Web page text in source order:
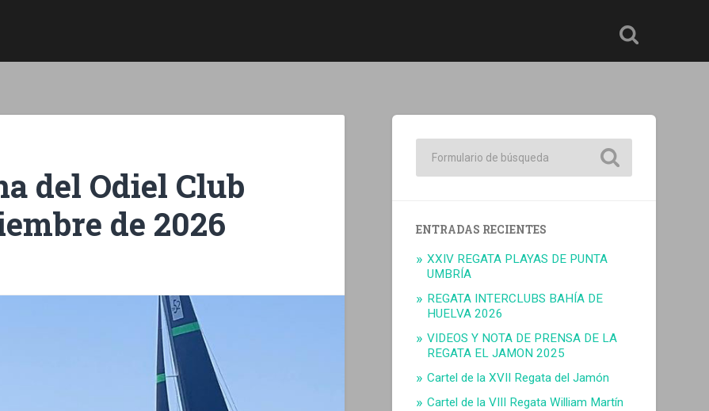
del Odiel Club
de 2026
ENTRADAS RECIENTES
XXIV REGATA PLAYAS DE PUNTA
UMBRÍA
REGATA INTERCLUBS BAHÍA DE
HUELVA 2026
VIDEOS Y NOTA DE PRENSA DE LA
REGATA EL JAMON 2025
Cartel de la XVII Regata del Jamón
Cartel de la VIII Regata William Martín